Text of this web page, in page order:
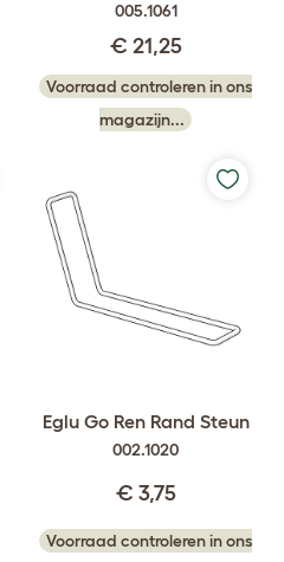
005.1061
€ 21,25
Voorraad controleren in ons
magazijn...
Eglu Go Ren Rand Steun
002.1020
€ 3,75
Voorraad controleren in ons